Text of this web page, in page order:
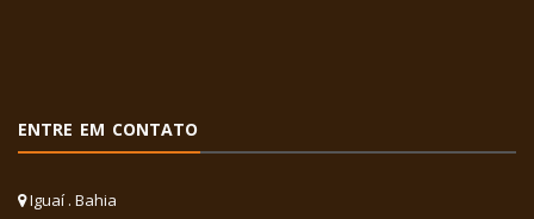
ENTRE EM CONTATO
Iguaí . Bahia